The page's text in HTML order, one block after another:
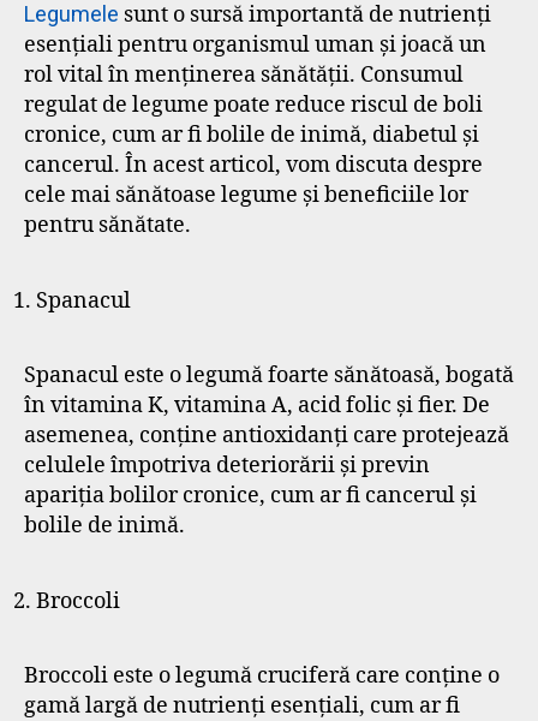
Legumele sunt o sursă importantă de nutrienți
esențiali pentru organismul uman și joacă un
rol vital în menținerea sănătății. Consumul
regulat de legume poate reduce riscul de boli
cronice, cum ar fi bolile de inimă, diabetul și
cancerul. În acest articol, vom discuta despre
cele mai sănătoase legume și beneficiile lor
pentru sănătate.
Spanacul
Spanacul este o legumă foarte sănătoasă, bogată
în vitamina K, vitamina A, acid folic și fier. De
asemenea, conține antioxidanți care protejează
celulele împotriva deteriorării și previn
apariția bolilor cronice, cum ar fi cancerul și
bolile de inimă.
Broccoli
Broccoli este o legumă cruciferă care conține o
gamă largă de nutrienți esențiali, cum ar fi